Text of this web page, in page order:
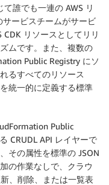
て誰でも一連の AWS リ
サービスチームがサービ
CDK リソースとしてリリ
ムです。また、複数の
Public Registry にソ
るすべてのリソース
統一的に定義する標準
Public
CRUDL API レイヤーで
その属性を標準の JSON
の作業なしで、 クラウ
、削除、または一覧表